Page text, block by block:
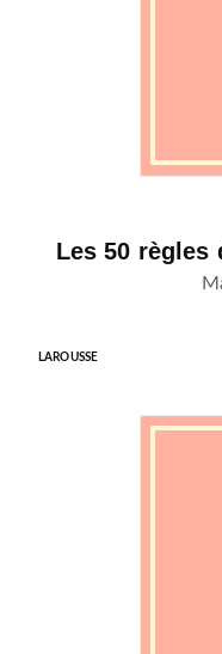
Les 50 règles
LAROUSSE